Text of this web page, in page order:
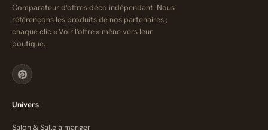
Comparateur d'offres déco indépendant. Nous
référençons les produits de nos partenaires ;
chaque clic « Voir l'offre » mène vers leur
boutique.
Univers
Salon & Salle à manger